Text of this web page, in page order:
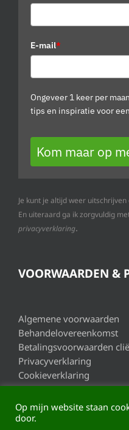
E-mail*
Ongeveer 1 keer per
tips en inspiratie voor
Kom maar op
Je kunt je altijd weer
En uiteraard ga ik zorgvuldig
privacyverklaring.
VOORWAARDEN &
Algemene voorwaarden
Behandelovereenkomst
Betalingsvoorwaarden
Privacyverklaring
Cookieverklaring
Op mijn website staan
door.